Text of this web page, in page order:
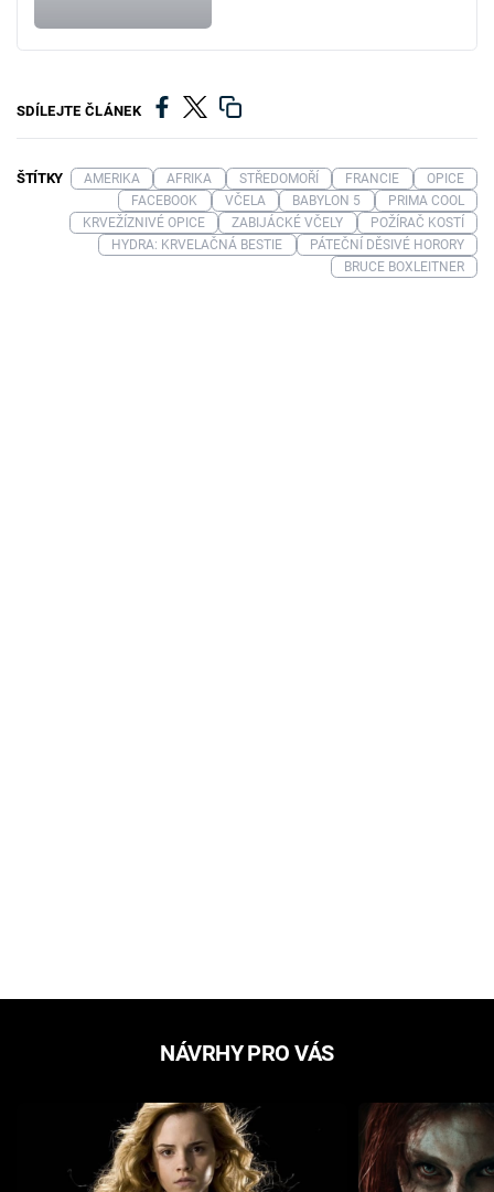
SDÍLEJTE ČLÁNEK
ŠTÍTKY AMERIKA AFRIKA STŘEDOMOŘÍ FRANCIE
OPICE
FACEBOOK
VČELA BABYLON 5
PRIMA COOL
KRVEŽÍZNIVÉ OPICE
ZABIJÁCKÉ VČELY
POŽÍRAČ KOSTÍ
HYDRA: KRVELAČNÁ BESTIE
PÁTEČNÍ DĚSIVÉ HORORY
BRUCE BOXLEITNER
NÁVRHY PRO VÁS